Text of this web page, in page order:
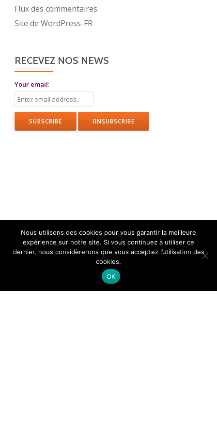
Flux des commentaires
Site de WordPress-FR
RECEVEZ NOS NEWS
Your email:
Nous utilisons des cookies pour vous garantir la meilleure
expérience sur notre site. Si vous continuez à utiliser ce
dernier, nous considèrerons que vous acceptez l’utilisation des
cookies.
OK